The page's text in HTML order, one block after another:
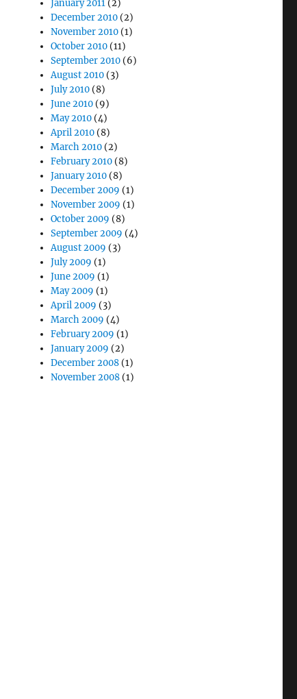
January 2011 (2)
December 2010 (2)
November 2010 (1)
October 2010 (11)
September 2010 (6)
August 2010 (3)
July 2010 (8)
June 2010 (9)
May 2010 (4)
April 2010 (8)
March 2010 (2)
February 2010 (8)
January 2010 (8)
December 2009 (1)
November 2009 (1)
October 2009 (8)
September 2009 (4)
August 2009 (3)
July 2009 (1)
June 2009 (1)
May 2009 (1)
April 2009 (3)
March 2009 (4)
February 2009 (1)
January 2009 (2)
December 2008 (1)
November 2008 (1)